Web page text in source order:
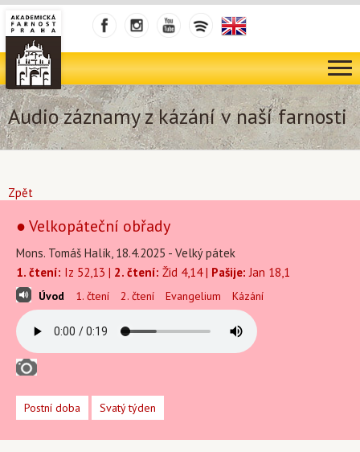
Audio záznamy z kázání v naší farnosti
Zpět
● Velkopáteční obřady
Mons. Tomáš Halík, 18.4.2025 - Velký pátek
1. čtení: Iz 52,13 | 2. čtení: Žid 4,14 | Pašije: Jan 18,1
Úvod 1. čtení 2. čtení Evangelium Kázání
Postní doba Svatý týden